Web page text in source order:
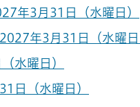
年3月31日（水曜日）
年3月31日（水曜日
水曜日）
日（水曜日）